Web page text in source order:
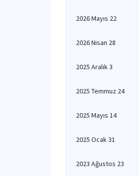
2026 Mayıs 22
2026 Nisan 28
2025 Aralık 3
2025 Temmuz 24
2025 Mayıs 14
2025 Ocak 31
2023 Ağustos 23